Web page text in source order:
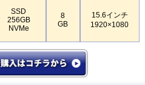
SSD
256GB
NVMe
8
GB
15.6インチ
1920×1080